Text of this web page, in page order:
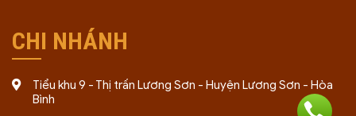
CHI NHÁNH
Tiểu khu 9 - Thị trấn Lương Sơn - Huyện Lương Sơn - Hòa
Bình